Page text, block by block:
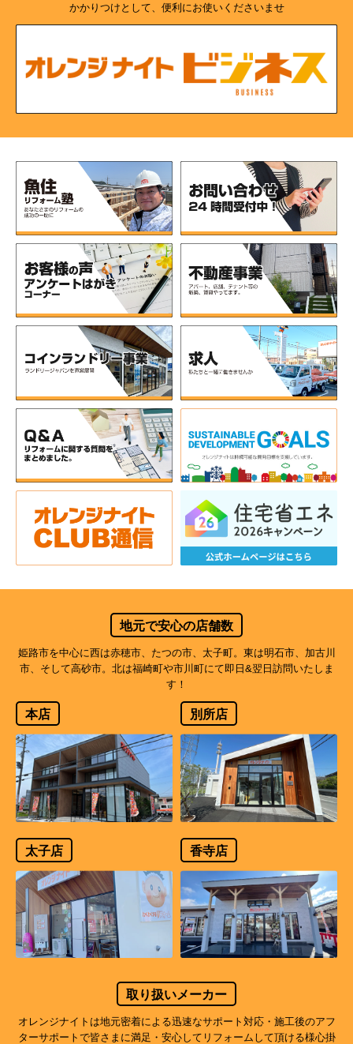
かかりつけとして、便利にお使いくださいませ
地元で安心の店舗数
姫路市を中心に西は赤穂市、たつの市、太子町。東は明石市、加古川
市、そして高砂市。北は福崎町や市川町にて即日&翌日訪問いたしま
す！
本店 別所店
太子店 香寺店
取り扱いメーカー
オレンジナイトは地元密着による迅速なサポート対応・施工後のアフ
ターサポートで皆さまに満足・安心してリフォームして頂ける様心掛